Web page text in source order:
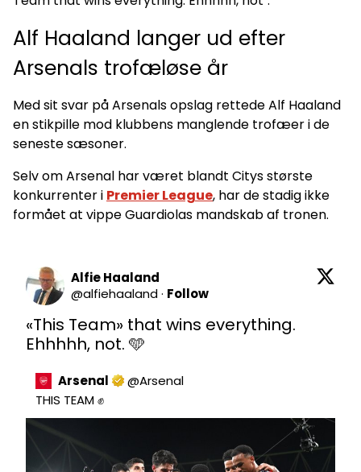
Alf Haaland langer ud efter
Arsenals trofæløse år
Med sit svar på Arsenals opslag rettede Alf Haaland
en stikpille mod klubbens manglende trofæer i de
seneste sæsoner.
Selv om Arsenal har været blandt Citys største
konkurrenter i Premier League, har de stadig ikke
formået at vippe Guardiolas mandskab af tronen.
Alfie Haaland
@alfiehaaland· Follow
«This Team» that wins everything.
Ehhhhh, not. 🩵
Arsenal @Arsenal
THIS TEAM ✊